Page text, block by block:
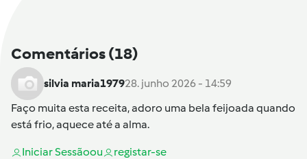
Comentários(18)
silvia maria197928. junho 2026 - 14:59
Faço muita esta receita, adoro uma bela feijoada quando
está frio, aquece até a alma.
Iniciar Sessãoou registar-se